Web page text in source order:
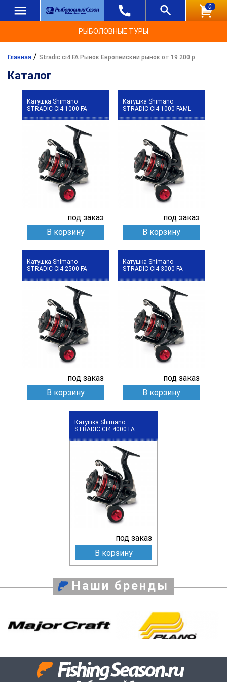
0
РЫБОЛОВНЫЕ ТУРЫ
Главная / Stradic ci4 FA Рынок Европейский рынок от 19 200 р.
Каталог
Катушка Shimano
STRADIC CI4 1000 FA
под заказ
В корзину
Катушка Shimano
STRADIC CI4 1000 FAML
под заказ
В корзину
Катушка Shimano
STRADIC CI4 2500 FA
под заказ
В корзину
Катушка Shimano
STRADIC CI4 3000 FA
под заказ
В корзину
Катушка Shimano
STRADIC CI4 4000 FA
под заказ
В корзину
Наши бренды